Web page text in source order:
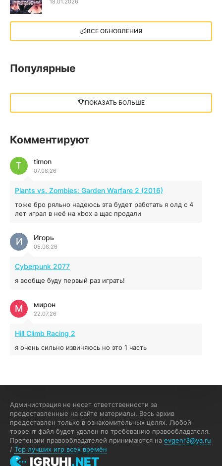
X4: Foundations (2018)
13.73 GB 2018
13 ГБ 2025
illWill
04.12.2025
MAFIA: THE OLD COUNTRY
44.98 ГБ 2025
04.12.2025
Red Chaos - The Strict Order
04.12.2025
16.95 ГБ
04.12.2025
ВСЕ ОБНОВЛЕНИЯ
Популярные
ПОКАЗАТЬ БОЛЬШЕ
Комментируют
timon
07.08.26
T
Plants vs. Zombies: Garden Warfare 2 (2016)
тоже бро ряльно надеюсь эта будет работать я олд с 4
лет играл в неё на xbox а щас продали
Игорь
05.08.26
И
Cyberpunk 2077
я вообще буду первый раз играть!
мирон
22.07.26
М
Hill Climb Racing 2
я очень сильно извиняюсь но это 1 часть
если эта для пс а не для пк какого лешего вы пишите
на пк !!!!! Сука ебланойды космические вы напишите
блять на пк с установлением Эмулятора сука калеки на
мозг блять последней стадии
Fannie
F IGRUHI.NET
Администрация не несет ответственности за
предоставленные на сайте материалы. Весь архив
предоставлен только в ознакомительных целях. Любой
торрент файл будет удален по требованию правообладателя.
Претензии правообладателей принимаются на evgenr3@ya.ru
/ Top лучших игр всех времён